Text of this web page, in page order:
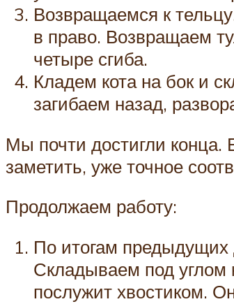
Возвращаемся к
в право. Возвращаем
четыре сгиба.
Кладем кота на бок и
загибаем назад,
Мы почти достигли конца.
заметить, уже точное
Продолжаем работу:
По итогам предыдущих
Складываем под углом
послужит хвостиком.